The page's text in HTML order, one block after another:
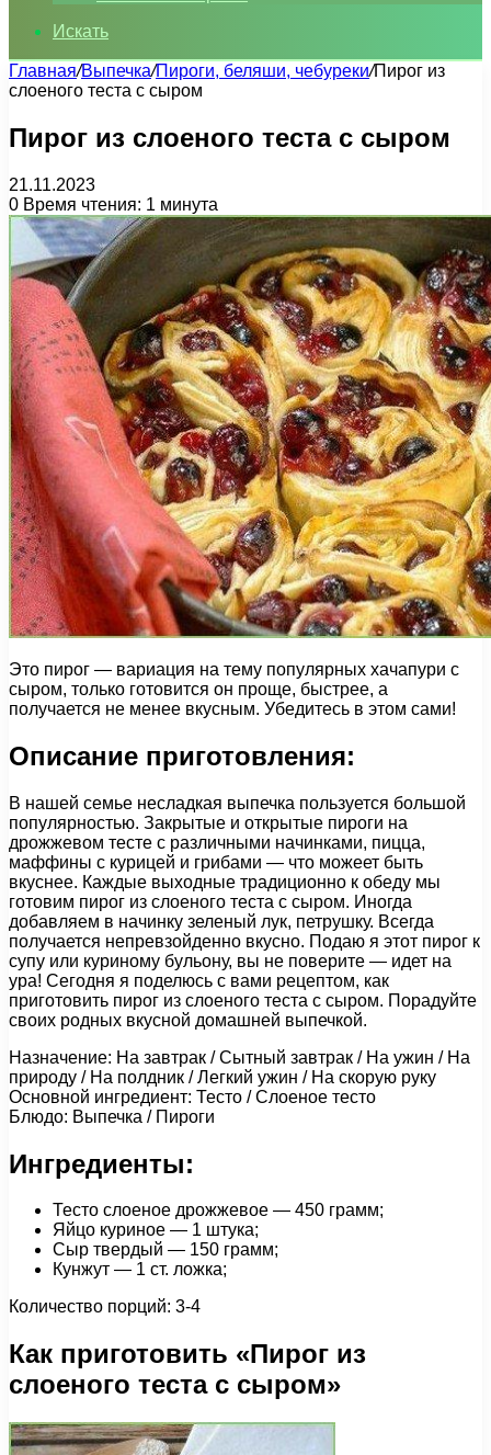
Искать
Главная/Выпечка/Пироги, беляши, чебуреки/Пирог из
слоеного теста с сыром
Пирог из слоеного теста с сыром
21.11.2023
0 Время чтения: 1 минута
Это пирог — вариация на тему популярных хачапури с
сыром, только готовится он проще, быстрее, а
получается не менее вкусным. Убедитесь в этом сами!
Описание приготовления:
В нашей семье несладкая выпечка пользуется большой
популярностью. Закрытые и открытые пироги на
дрожжевом тесте с различными начинками, пицца,
маффины с курицей и грибами — что можеет быть
вкуснее. Каждые выходные традиционно к обеду мы
готовим пирог из слоеного теста с сыром. Иногда
добавляем в начинку зеленый лук, петрушку. Всегда
получается непревзойденно вкусно. Подаю я этот пирог к
супу или куриному бульону, вы не поверите — идет на
ура! Сегодня я поделюсь с вами рецептом, как
приготовить пирог из слоеного теста с сыром. Порадуйте
своих родных вкусной домашней выпечкой.
Назначение: На завтрак / Сытный завтрак / На ужин / На
природу / На полдник / Легкий ужин / На скорую руку
Основной ингредиент: Тесто / Слоеное тесто
Блюдо: Выпечка / Пироги
Ингредиенты:
Тесто слоеное дрожжевое — 450 грамм;
Яйцо куриное — 1 штука;
Сыр твердый — 150 грамм;
Кунжут — 1 ст. ложка;
Количество порций: 3-4
Как приготовить «Пирог из
слоеного теста с сыром»